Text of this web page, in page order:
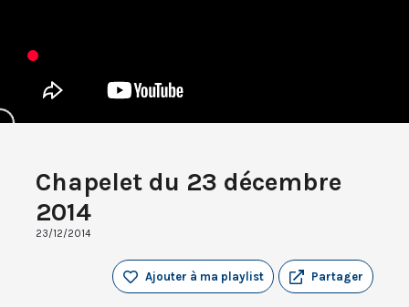
Chapelet du 23 décembre
2014
23/12/2014
Partager
Ajouter à ma playlist